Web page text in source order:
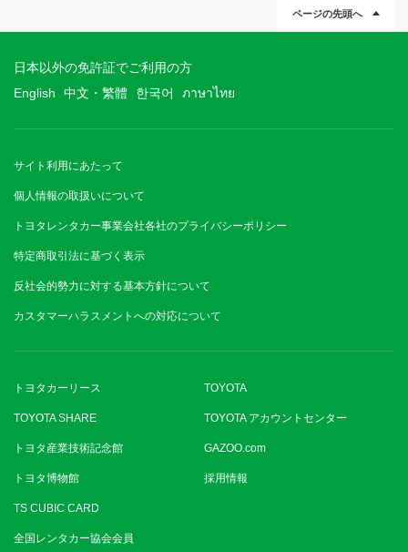
ページの先頭へ
日本以外の免許証でご利用の方
English
中文・繁體 한국어 ภาษาไทย
サイト利用にあたって
個人情報の取扱いについて
トヨタレンタカー事業会社各社のプライバシーポリシー
特定商取引法に基づく表示
反社会的勢力に対する基本方針について
カスタマーハラスメントへの対応について
トヨタカーリース TOYOTA
TOYOTA SHARE TOYOTA アカウントセンター
トヨタ産業技術記念館 GAZOO.com
トヨタ博物館 採用情報
TS CUBIC CARD
全国レンタカー協会会員